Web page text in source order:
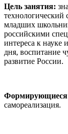
Цель занятия:
технологический
младших
российскими
интереса к науке
дня, воспитание
развитие России.
Формирующиеся
самореализация.